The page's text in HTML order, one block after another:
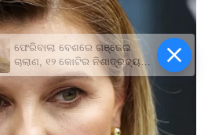
ଫେରିବାଲା ବେଶରେ ଗଞ୍ଜେଇ
ଚାଲାଣ, ୧୨ କୋଟିର ନିଶାଦ୍ରବ୍ୟ
ଜବତ